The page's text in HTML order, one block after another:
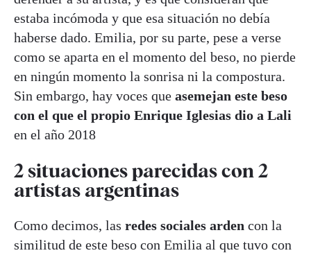
estaba incómoda y que esa situación no debía
haberse dado. Emilia, por su parte, pese a verse
como se aparta en el momento del beso, no pierde
en ningún momento la sonrisa ni la compostura.
Sin embargo, hay voces que asemejan este beso
con el que el propio Enrique Iglesias dio a Lali
en el año 2018
2 situaciones parecidas con 2
artistas argentinas
Como decimos, las redes sociales arden con la
similitud de este beso con Emilia al que tuvo con